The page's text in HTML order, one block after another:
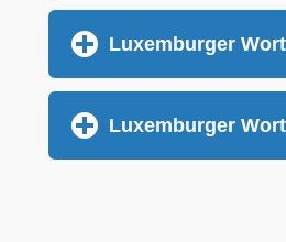
Luxemburger
Luxemburger